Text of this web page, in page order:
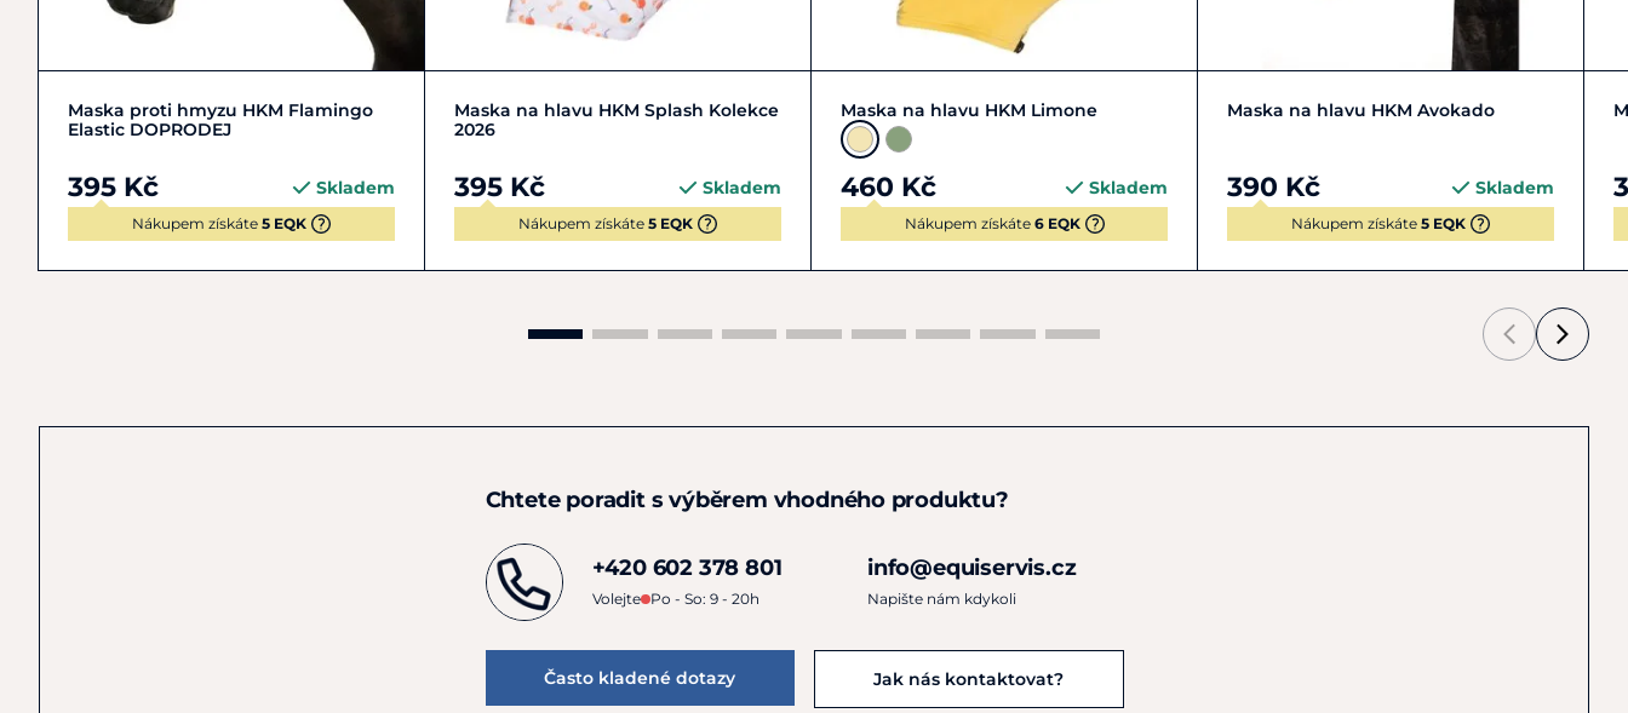
COB | M FULL | L PONY | S
Maska proti hmyzu HKM Flamingo
Elastic DOPRODEJ
395 Kč Skladem
Nákupem získáte 5 EQK
FULL | L PONY | S
Maska na hlavu HKM Splash Kolekce
2026
395 Kč Skladem
Nákupem získáte 5 EQK
COB | M FULL | L PONY | S
Maska na hlavu HKM Limone
460 Kč Skladem
Nákupem získáte 6 EQK
COB | M FULL | L PONY | S
Maska na hlavu HKM Avokado
390 Kč Skladem
Nákupem získáte 5 EQK
Chtete poradit s výběrem vhodného produktu?
+420 602 378 801
Volejte Po - So: 9 - 20h
info@equiservis.cz
Napište nám kdykoli
Často kladené dotazy Jak nás kontaktovat?